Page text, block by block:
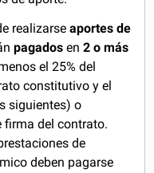
realizarseaportes de
pagados en2 o más
el 25% del
constitutivo y el
siguientes) o
firma del contrato.
de
deben pagarse